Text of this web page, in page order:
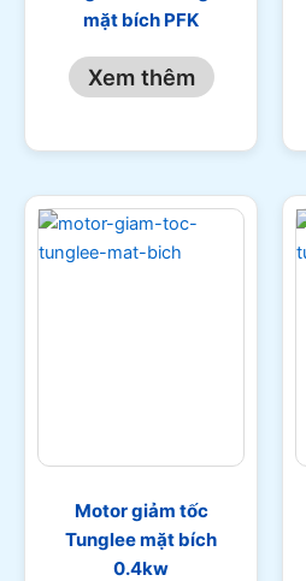
mặt bích PFK
Xem thêm
Motor giảm tốc
Tunglee mặt bích
0.4kw